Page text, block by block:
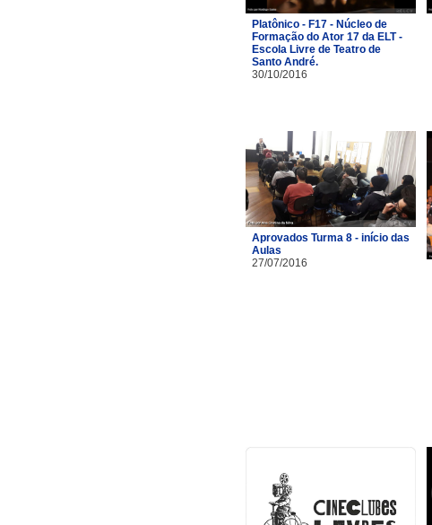
Platônico - F17 - Núcleo de
Formação do Ator 17 da ELT -
Escola Livre de Teatro de
Santo André.
30/10/2016
Aprovados Turma 8 - início das
Aulas
27/07/2016